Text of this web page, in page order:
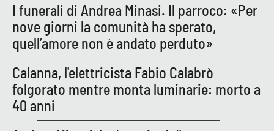
I funerali di Andrea Minasi. Il parroco: «Per
nove giorni la comunità ha sperato,
quell’amore non è andato perduto»
Calanna, l'elettricista Fabio Calabrò
folgorato mentre monta luminarie: morto a
40 anni